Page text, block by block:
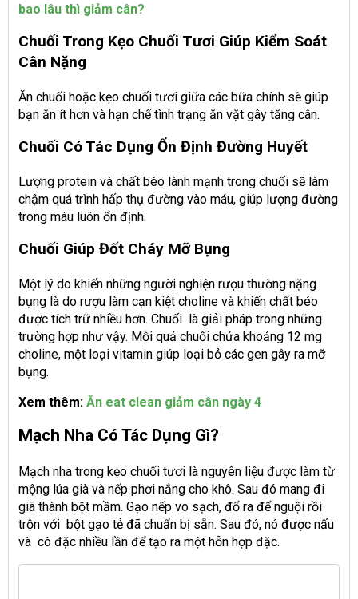
bao lâu thì giảm cân?
Chuối Trong Kẹo Chuối Tươi Giúp Kiểm Soát
Cân Nặng
Ăn chuối hoặc kẹo chuối tươi giữa các bữa chính sẽ giúp
bạn ăn ít hơn và hạn chế tình trạng ăn vặt gây tăng cân.
Chuối Có Tác Dụng Ổn Định Đường Huyết
Lượng protein và chất béo lành mạnh trong chuối sẽ làm
chậm quá trình hấp thụ đường vào máu, giúp lượng đường
trong máu luôn ổn định.
Chuối Giúp Đốt Cháy Mỡ Bụng
Một lý do khiến những người nghiện rượu thường nặng
bụng là do rượu làm cạn kiệt choline và khiến chất béo
được tích trữ nhiều hơn. Chuối là giải pháp trong những
trường hợp như vậy. Mỗi quả chuối chứa khoảng 12 mg
choline, một loại vitamin giúp loại bỏ các gen gây ra mỡ
bụng.
Xem thêm: Ăn eat clean giảm cân ngày 4
Mạch Nha Có Tác Dụng Gì?
Mạch nha trong kẹo chuối tươi là nguyên liệu được làm từ
mộng lúa già và nếp phơi nắng cho khô. Sau đó mang đi
giã thành bột mầm. Gạo nếp vo sạch, đổ ra để nguội rồi
trộn với bột gạo tẻ đã chuẩn bị sẵn. Sau đó, nó được nấu
và cô đặc nhiều lần để tạo ra một hỗn hợp đặc.